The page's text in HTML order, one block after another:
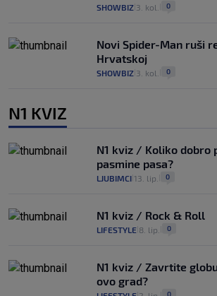
SHOWBIZ 3. kol. 0
Novi Spider-Man ruši
Hrvatskoj
SHOWBIZ 3. kol. 0
N1 KVIZ
N1 kviz / Koliko dobro
pasmine pasa?
LJUBIMCI 13. lip. 0
N1 kviz / Rock & Roll
LIFESTYLE 8. lip. 0
N1 kviz / Zavrtite
ovo grad?
0